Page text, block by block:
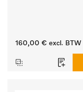
160,00 € excl. BTW